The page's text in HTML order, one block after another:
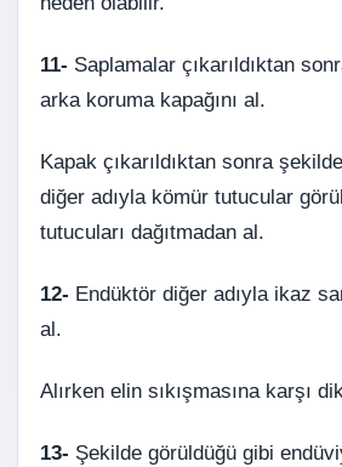
11- Saplamalar çıkarıldıktan
arka koruma kapağını al.
Kapak çıkarıldıktan sonra
diğer adıyla kömür tutucular
tutucuları dağıtmadan al.
12- Endüktör diğer adıyla ikaz
al.
Alırken elin sıkışmasına karşı
13- Şekilde görüldüğü gibi